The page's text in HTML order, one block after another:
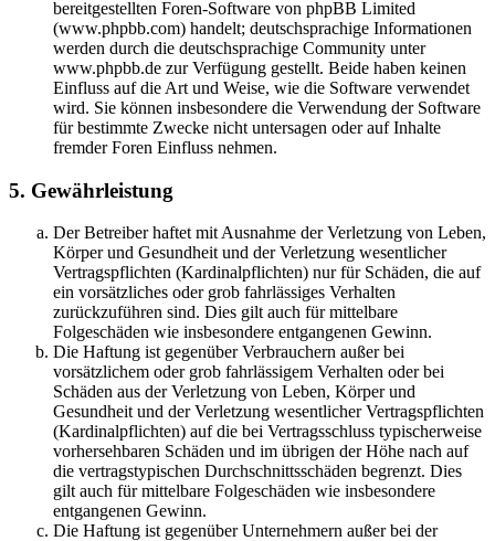
bereitgestellten Foren-Software von phpBB Limited
(www.phpbb.com) handelt; deutschsprachige Informationen
werden durch die deutschsprachige Community unter
www.phpbb.de zur Verfügung gestellt. Beide haben keinen
Einfluss auf die Art und Weise, wie die Software verwendet
wird. Sie können insbesondere die Verwendung der Software
für bestimmte Zwecke nicht untersagen oder auf Inhalte
fremder Foren Einfluss nehmen.
5. Gewährleistung
Der Betreiber haftet mit Ausnahme der Verletzung von Leben,
Körper und Gesundheit und der Verletzung wesentlicher
Vertragspflichten (Kardinalpflichten) nur für Schäden, die auf
ein vorsätzliches oder grob fahrlässiges Verhalten
zurückzuführen sind. Dies gilt auch für mittelbare
Folgeschäden wie insbesondere entgangenen Gewinn.
Die Haftung ist gegenüber Verbrauchern außer bei
vorsätzlichem oder grob fahrlässigem Verhalten oder bei
Schäden aus der Verletzung von Leben, Körper und
Gesundheit und der Verletzung wesentlicher Vertragspflichten
(Kardinalpflichten) auf die bei Vertragsschluss typischerweise
vorhersehbaren Schäden und im übrigen der Höhe nach auf
die vertragstypischen Durchschnittsschäden begrenzt. Dies
gilt auch für mittelbare Folgeschäden wie insbesondere
entgangenen Gewinn.
Die Haftung ist gegenüber Unternehmern außer bei der